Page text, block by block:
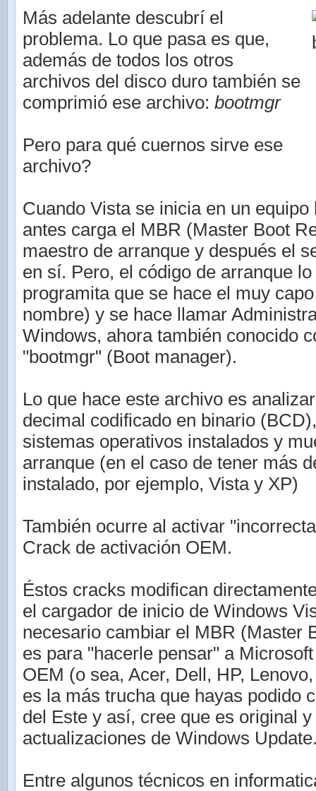
Más adelante descubrí el
problema. Lo que pasa es que,
además de todos los otros
archivos del disco duro también se
comprimió ese archivo: bootmgr
Pero para qué cuernos sirve ese
archivo?
Cuando Vista se inicia en un
antes carga el MBR (Master Boot
maestro de arranque y después el
en sí. Pero, el código de arranque
programita que se hace el muy
nombre) y se hace llamar
Windows, ahora también conocido
"bootmgr" (Boot manager).
Lo que hace este archivo es
decimal codificado en binario
sistemas operativos instalados y
arranque (en el caso de tener más
instalado, por ejemplo, Vista y XP)
También ocurre al activar
Crack de activación OEM.
Éstos cracks modifican
el cargador de inicio de Windows
necesario cambiar el MBR (Master
es para "hacerle pensar" a
OEM (o sea, Acer, Dell, HP,
es la más trucha que hayas podido
del Este y así, cree que es original
actualizaciones de Windows
Entre algunos técnicos en